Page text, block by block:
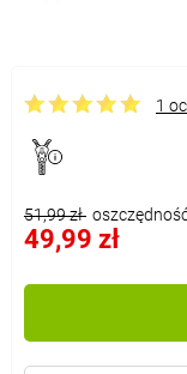
1
51,99 zł
49,99 zł